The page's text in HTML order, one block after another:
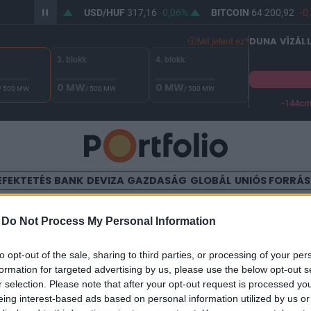
Do Not Process My Personal Information
opt-out of the sale, sharing to third parties, or processing of your
for targeted advertising by us, please use the below opt-out
selection. Please note that after your opt-out request is processed
interest-based ads based on personal information utilized by us
0,02% USD/HUF 317,16 0,06% BITCOIN64 200,92 -
Mit jelent ez?
/ 500 MW
3. blokk
0 MW/ 500 MW
4. blokk
0 MW/ 500 MW
DUNA
-144cm
BANK DEVIZA GAZDASÁG GLOBÁL UNIÓS
Impact Alapkezelőt a Duna